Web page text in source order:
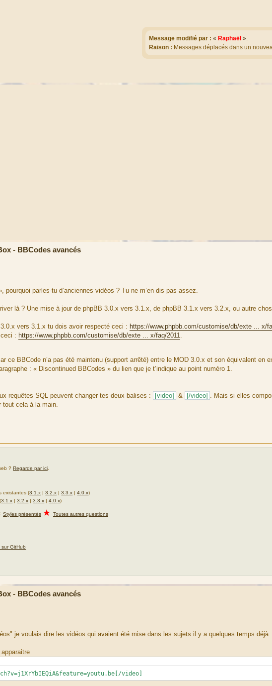
Message modifié par :« Raphaël».
Raison : Messages déplacés dans un
- BBCodes avancés
parles-tu d’anciennes vidéos ? Tu ne m’en dis pas assez.
là ? Une mise à jour de phpBB 3.0.x vers 3.1.x, de phpBB 3.1.x vers 3.2.x, ou autre
vers 3.1.x tu dois avoir respecté ceci : https://www.phpbb.com/customise/db/exte ... x/
: https://www.phpbb.com/customise/db/exte ... x/faq/2011
ce BBCode n’a pas été maintenu (support arrêté) entre le MOD 3.0.x et son équivalent en
: « Discontinued BBCodes » du lien que je t’indique au point numéro 1.
requêtes SQL peuvent changer tes deux balises : [video] & [/video]
. Mais si elles
tout cela à la main.
? Regarde par ici
existantes (3.1.x |3.2.x |3.3.x |4.0.x)
3.1.x |3.2.x |3.3.x |4.0.x)
Styles présentés ★ Toutes autres questions
GitHub
- BBCodes avancés
je voulais dire les vidéos qui avaient été mise dans les sujets il y a quelques temps déjà
video]